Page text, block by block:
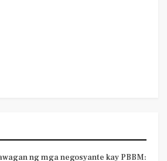
ng mga negosyante kay PBBM: